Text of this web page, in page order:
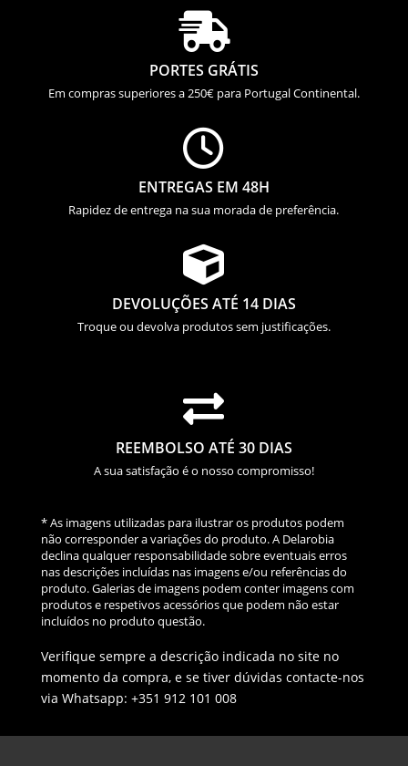

PORTES GRÁTIS
Em compras superiores a 250€ para Portugal Continental.

ENTREGAS EM 48H
Rapidez de entrega na sua morada de preferência.

DEVOLUÇÕES ATÉ 14 DIAS
Troque ou devolva produtos sem justificações.

REEMBOLSO ATÉ 30 DIAS
A sua satisfação é o nosso compromisso!
* As imagens utilizadas para ilustrar os produtos podem
não corresponder a variações do produto. A Delarobia
declina qualquer responsabilidade sobre eventuais erros
nas descrições incluídas nas imagens e/ou referências do
produto. Galerias de imagens podem conter imagens com
produtos e respetivos acessórios que podem não estar
incluídos no produto questão.
Verifique sempre a descrição indicada no site no
momento da compra, e se tiver dúvidas contacte-nos
via Whatsapp: +351 912 101 008